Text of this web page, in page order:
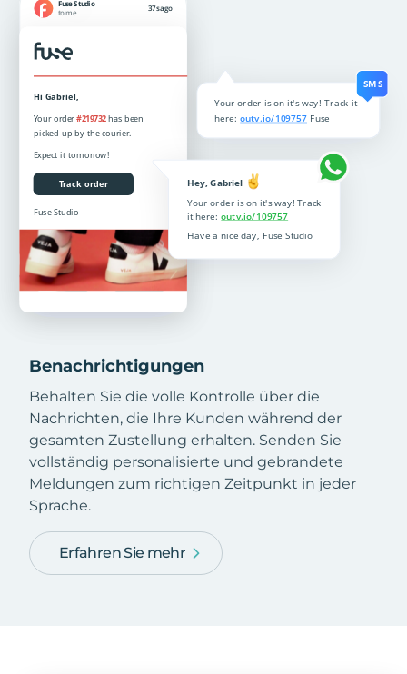
Benachrichtigungen
Behalten Sie die volle Kontrolle über die
Nachrichten, die Ihre Kunden während der
gesamten Zustellung erhalten. Senden Sie
vollständig personalisierte und gebrandete
Meldungen zum richtigen Zeitpunkt in jeder
Sprache.
Erfahren Sie mehr